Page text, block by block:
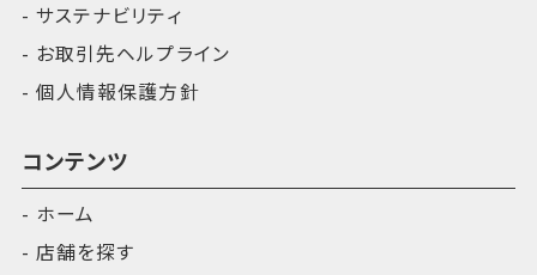
サステナビリティ
お取引先ヘルプライン
個人情報保護方針
コンテンツ
ホーム
店舗を探す